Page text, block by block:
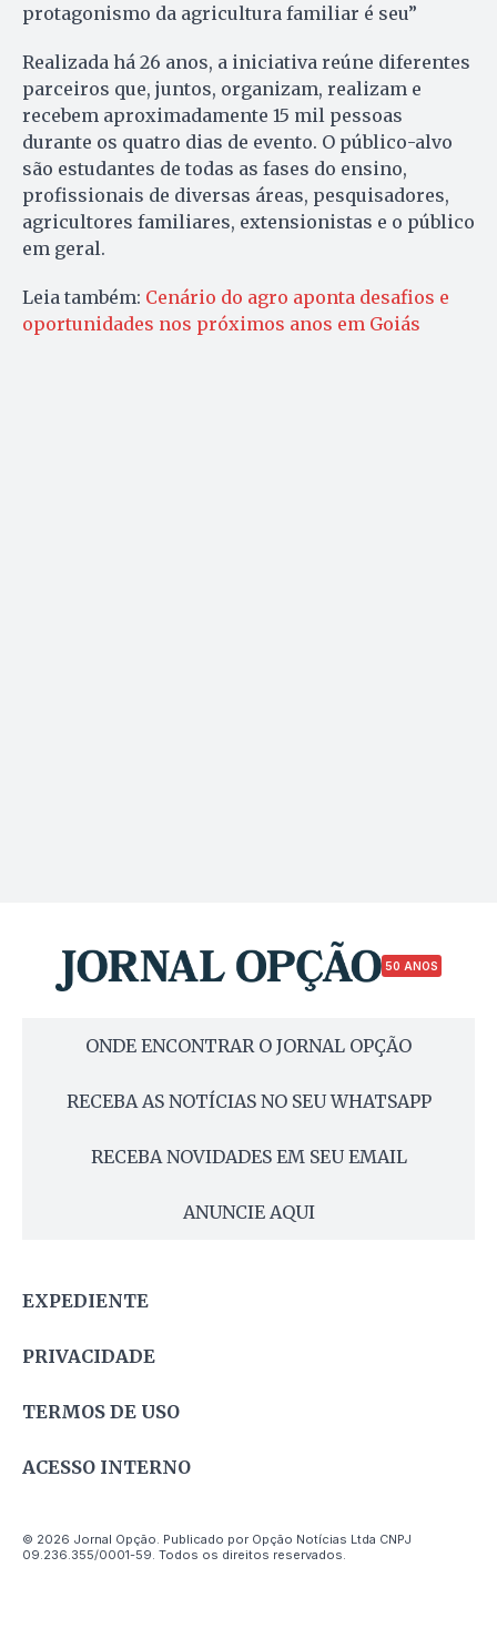
protagonismo da agricultura familiar é seu”
Realizada há 26 anos, a iniciativa reúne diferentes
parceiros que, juntos, organizam, realizam e
recebem aproximadamente 15 mil pessoas
durante os quatro dias de evento. O público-alvo
são estudantes de todas as fases do ensino,
profissionais de diversas áreas, pesquisadores,
agricultores familiares, extensionistas e o público
em geral.
Leia também: Cenário do agro aponta desafios e
oportunidades nos próximos anos em Goiás
50 ANOS
ONDE ENCONTRAR O JORNAL OPÇÃO
RECEBA AS NOTÍCIAS NO SEU WHATSAPP
RECEBA NOVIDADES EM SEU EMAIL
ANUNCIE AQUI
EXPEDIENTE
PRIVACIDADE
TERMOS DE USO
ACESSO INTERNO
© 2026 Jornal Opção. Publicado por Opção Notícias Ltda CNPJ
09.236.355/0001-59. Todos os direitos reservados.